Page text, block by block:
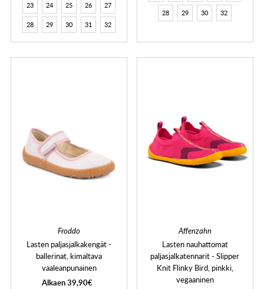
23 24 25 26 27
28 29 30 31 32
28 29 30 32
Froddo
Lasten paljasjalkakengät -
ballerinat, kimaltava
vaaleanpunainen
Alkaen 39,90€
Affenzahn
Lasten nauhattomat
paljasjalkatennarit - Slipper
Knit Flinky Bird, pinkki,
vegaaninen